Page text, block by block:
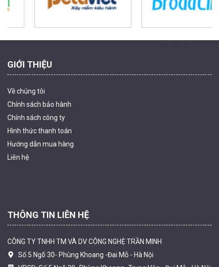
MUA NGAY
1.679.000 đ
GIỚI THIỆU
Về chúng tôi
Chính sách bảo hành
Chính sách công ty
Hình thức thanh toán
Hướng dẫn mua hàng
Liên hệ
THÔNG TIN LIÊN HỆ
CÔNG TY TNHH TM VÀ DV CÔNG NGHỆ TRẦN MINH
Số 5 Ngõ 30- Phùng Khoang -Đai Mỗ - Hà Nội